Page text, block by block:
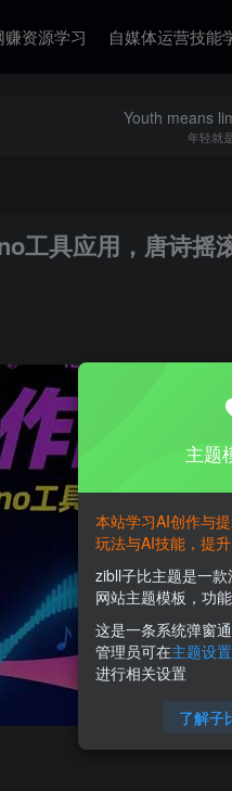
赚资源学习 自媒体运营技能
Youth means
年轻就
工具应用，唐诗摇
主题
本站学习AI创作与
玩法与AI技能，提升
zibll子比主题是一
网站主题模板，功
这是一条系统弹窗
管理员可在主题设
进行相关设置
了解子